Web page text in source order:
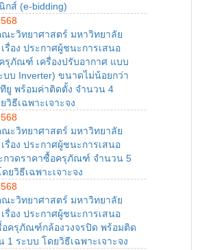
กส์ (e-bidding)
ะวิทยาศาสตร์ มหาวิทยาลัย
เรื่อง ประกาศผู้ชนะการเสนอ
รุภัณฑ์ เครื่องปรับอากาศ แบบ
บบ Inverter) ขนาดไม่น้อยกว่า
ยู พร้อมค่าติดตั้ง จำนวน 4
วิธีเฉพาะเจาะจง
ะวิทยาศาสตร์ มหาวิทยาลัย
เรื่อง ประกาศผู้ชนะการเสนอ
กวดราคาซื้อครุภัณฑ์ จำนวน 5
ยวิธีเฉพาะเจาะจง
ะวิทยาศาสตร์ มหาวิทยาลัย
เรื่อง ประกาศผู้ชนะการเสนอ
อครุภัณฑ์กล้องวงจรปิด พร้อมติด
1 ระบบ โดยวิธีเฉพาะเจาะจง